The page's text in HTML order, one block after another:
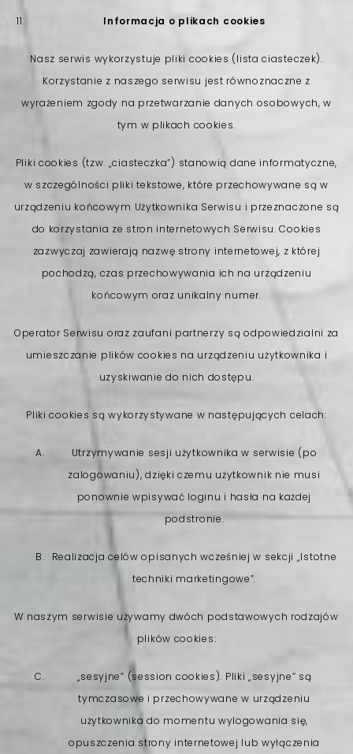
Informacja o plikach cookies
Nasz serwis wykorzystuje pliki cookies (lista ciasteczek).
Korzystanie z naszego serwisu jest równoznaczne z
wyrażeniem zgody na przetwarzanie danych osobowych, w
tym w plikach cookies.
Pliki cookies (tzw. „ciasteczka”) stanowią dane informatyczne,
w szczególności pliki tekstowe, które przechowywane są w
urządzeniu końcowym Użytkownika Serwisu i przeznaczone są
do korzystania ze stron internetowych Serwisu. Cookies
zazwyczaj zawierają nazwę strony internetowej, z której
pochodzą, czas przechowywania ich na urządzeniu
końcowym oraz unikalny numer.
Operator Serwisu oraz zaufani partnerzy są odpowiedzialni za
umieszczanie plików cookies na urządzeniu użytkownika i
uzyskiwanie do nich dostępu.
Pliki cookies są wykorzystywane w następujących celach:
Utrzymywanie sesji użytkownika w serwisie (po
zalogowaniu), dzięki czemu użytkownik nie musi
ponownie wpisywać loginu i hasła na każdej
podstronie.
Realizacja celów opisanych wcześniej w sekcji „Istotne
techniki marketingowe”.
W naszym serwisie używamy dwóch podstawowych rodzajów
plików cookies:
„sesyjne” (session cookies). Pliki „sesyjne” są
tymczasowe i przechowywane w urządzeniu
użytkownika do momentu wylogowania się,
opuszczenia strony internetowej lub wyłączenia